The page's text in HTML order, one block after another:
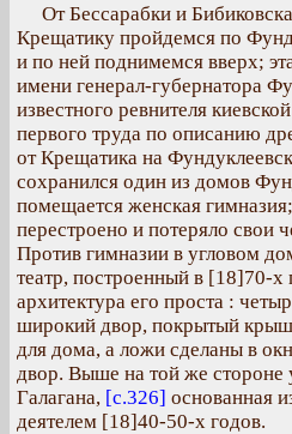
От Бессарабки и
Крещатику пройдемся по
и по ней поднимемся вверх;
имени генерал-губернатора
известного ревнителя
первого труда по описанию
от Крещатика на
сохранился один из домов
помещается женская
перестроено и потеряло свои
Против гимназии в угловом
театр, построенный в [18]70-х
архитектура его проста :
широкий двор, покрытый
для дома, а ложи сделаны в
двор. Выше на той же стороне
Галагана, [с.326] основанная
деятелем [18]40-50-х годов.